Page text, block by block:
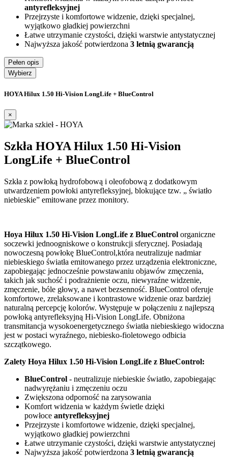
antyrefleksyjnej
Przejrzyste i komfortowe widzenie, dzięki specjalnej,
wyjątkowo gładkiej powierzchni
Łatwe utrzymanie czystości, dzięki warstwie antystatycznej
Najwyższa jakość potwierdzona 3 letnią gwarancją
Pełen opis
Wybierz
HOYA Hilux 1.50 Hi-Vision LongLife + BlueControl
×
Szkła HOYA Hilux 1.50 Hi-Vision
LongLife + BlueControl
Szkła z powłoką hydrofobową i oleofobową z dodatkowym
utwardzeniem powłoki antyrefleksyjnej, blokujące tzw. „ światło
niebieskie” emitowane przez monitory.
Hoya Hilux 1.50 Hi-Vision LongLife z BlueControl organiczne
soczewki jednoogniskowe o konstrukcji sferycznej. Posiadają
nowoczesną powłokę BlueControl,która neutralizuje nadmiar
niebieskiego światła emitowanego przez urządzenia elektroniczne,
zapobiegając jednocześnie powstawaniu objawów zmęczenia,
takich jak suchość i podrażnienie oczu, niewyraźne widzenie,
zmęczenie, bóle głowy, a nawet bezsenność. BlueControl oferuje
komfortowe, zrelaksowane i kontrastowe widzenie oraz bardziej
naturalną percepcję kolorów. Występuje w połączeniu z najlepszą
powłoką antyrefleksyjną Hi-Vision LongLife. Obniżona
transmitancja wysokoenergetycznego światła niebieskiego widoczna
jest w postaci wyraźnego, niebiesko-fioletowego odbicia
szczątkowego.
Zalety Hoya Hilux 1.50 Hi-Vision LongLife z BlueControl:
BlueControl - neutralizuje niebieskie światło, zapobiegając
nadwyrężaniu i zmęczeniu oczu
Zwiększona odporność na zarysowania
Komfort widzenia w każdym świetle dzięki
powłoce antyrefleksyjnej
Przejrzyste i komfortowe widzenie, dzięki specjalnej,
wyjątkowo gładkiej powierzchni
Łatwe utrzymanie czystości, dzięki warstwie antystatycznej
Najwyższa jakość potwierdzona 3 letnią gwarancją